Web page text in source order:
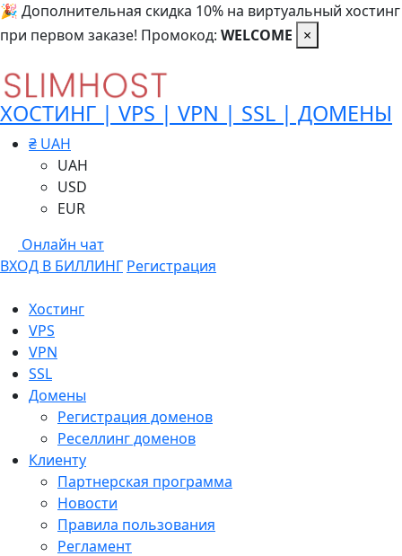
🎉 Дополнительная скидка 10% на виртуальный хостинг
при первом заказе! Промокод: WELCOME ×
ХОСТИНГ | VPS | VPN | SSL | ДОМЕНЫ
₴ UAH
UAH
USD
EUR
Онлайн чат
ВХОД В БИЛЛИНГ Регистрация
Хостинг
VPS
VPN
SSL
Домены
Регистрация доменов
Реселлинг доменов
Клиенту
Партнерская программа
Новости
Правила пользования
Регламент